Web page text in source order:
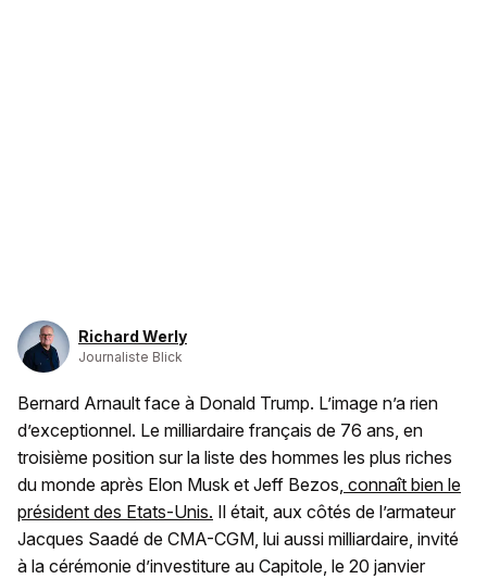
Richard Werly
Journaliste Blick
Bernard Arnault face à Donald Trump. L’image n’a rien
d’exceptionnel. Le milliardaire français de 76 ans, en
troisième position sur la liste des hommes les plus riches
du monde après Elon Musk et Jeff Bezos, connaît bien le
président des Etats-Unis. Il était, aux côtés de l’armateur
Jacques Saadé de CMA-CGM, lui aussi milliardaire, invité
à la cérémonie d’investiture au Capitole, le 20 janvier